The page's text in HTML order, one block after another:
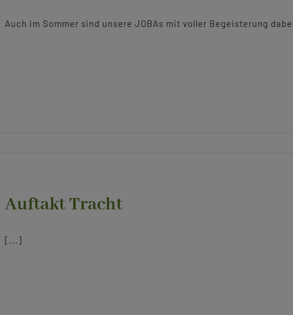
Auch im Sommer sind unsere JOBAs mit voller Begeisterung
Auftakt Tracht
[...]